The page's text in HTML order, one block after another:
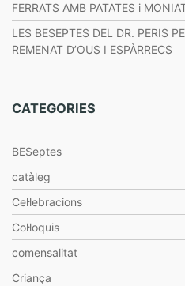
FERRATS AMB PATATES i
LES BESEPTES DEL DR. PERIS
REMENAT D’OUS I ESPÀRRECS
CATEGORIES
BESeptes
catàleg
Cel·lebracions
Col·loquis
comensalitat
Criança